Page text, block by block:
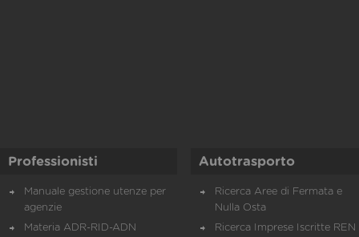
Professionisti
Manuale gestione utenze per
agenzie
Materia ADR-RID-ADN
Autotrasporto
Ricerca Aree di Fermata e
Nulla Osta
Ricerca Imprese Iscritte REN